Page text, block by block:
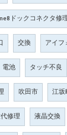
ドックコネクタ修
交換 アイフ
電池 タッチ不良
吹田市 江坂
修理 液晶交換